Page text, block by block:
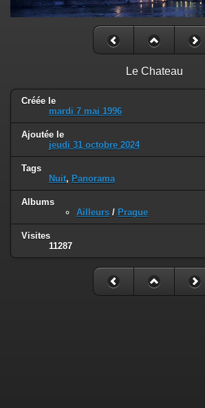
Le Chateau
Créée le
mardi 7 mai 1996
Ajoutée le
jeudi 31 octobre 2024
Tags
Nuit, Panorama
Albums
Ailleurs / Prague
Visites
11287